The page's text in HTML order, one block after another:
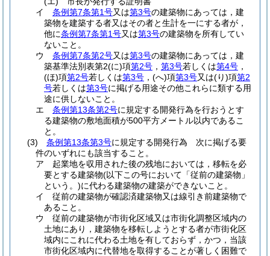
イ
条例第7条第1号又は第3号の建築物にあっては，建
築物を建築する者又はその者と生計を一にする者が，
他に条例第7条第1号又は第3号の建築物を所有してい
ないこと。
ウ
条例第7条第2号又は第3号の建築物にあっては，建
築基準法別表第2(に)項第2号 ， 第3号若しくは第4号 ，
(ほ)項第2号若しくは第3号 ， (へ)項第3号又は(り)項第2
号若しくは第3号に掲げる用途その他これらに類する用
途に供しないこと。
エ
条例第13条第2号に規定する開発行為を行おうとす
る建築物の敷地面積が500平方メートル以内であるこ
と。
(3)
条例第13条第3号に規定する開発行為 次に掲げる要
件のいずれにも該当すること。
ア
起業地を収用された後の残地においては，移転を必
要とする建築物(以下この号において「従前の建築物」
という。)に代わる建築物の建築ができないこと。
イ
従前の建築物が確認済建築物又は線引き前建築物で
あること。
ウ
従前の建築物が市街化区域又は市街化調整区域内の
土地にあり，建築物を移転しようとする者が市街化区
域内にこれに代わる土地を有しておらず，かつ，当該
市街化区域内に代替地を取得することが著しく困難で